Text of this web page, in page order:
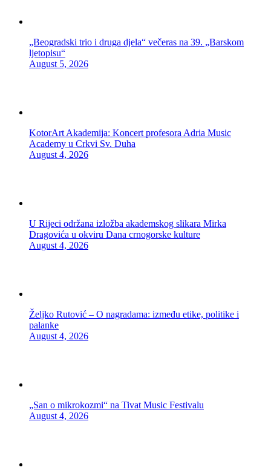
„Beogradski trio i druga djela“ večeras na 39. „Barskom
ljetopisu“
August 5, 2026
KotorArt Akademija: Koncert profesora Adria Music
Academy u Crkvi Sv. Duha
August 4, 2026
U Rijeci održana izložba akademskog slikara Mirka
Dragovića u okviru Dana crnogorske kulture
August 4, 2026
Željko Rutović – O nagradama: između etike, politike i
palanke
August 4, 2026
„San o mikrokozmi“ na Tivat Music Festivalu
August 4, 2026